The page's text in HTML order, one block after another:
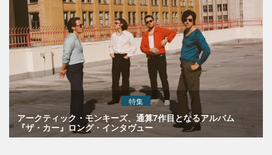
特集
アークティック・モンキーズ、通算7作目となるアルバム
『ザ・カー』ロング・インタヴュー